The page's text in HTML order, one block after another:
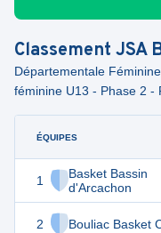
Classement JSA
Départementale
féminine U13 - Phase 2 -
ÉQUIPES
1
Basket Bassin
d'Arcachon
2 Bouliac Basket